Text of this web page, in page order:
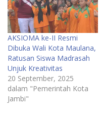
AKSIOMA ke-II Resmi
Dibuka Wali Kota Maulana,
Ratusan Siswa Madrasah
Unjuk Kreativitas
20 September, 2025
dalam "Pemerintah Kota
Jambi"